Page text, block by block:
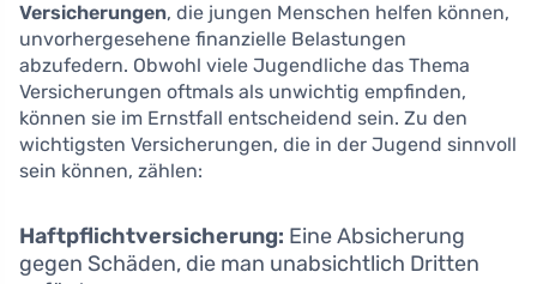
Versicherungen, die jungen Menschen helfen können,
unvorhergesehene finanzielle Belastungen
abzufedern. Obwohl viele Jugendliche das Thema
Versicherungen oftmals als unwichtig empfinden,
können sie im Ernstfall entscheidend sein. Zu den
wichtigsten Versicherungen, die in der Jugend sinnvoll
sein können, zählen:
Haftpflichtversicherung: Eine Absicherung
gegen Schäden, die man unabsichtlich Dritten